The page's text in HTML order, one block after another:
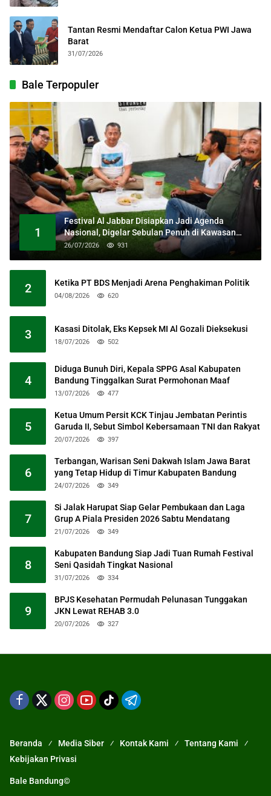
Tantan Resmi Mendaftar Calon Ketua PWI Jawa
Barat
31/07/2026
Bale Terpopuler
1
Festival Al Jabbar Disiapkan Jadi Agenda
Nasional, Digelar Sebulan Penuh di Kawasan
Masjid Raya Al Jabbar
26/07/2026 931
2 Ketika PT BDS Menjadi Arena Penghakiman Politik
04/08/2026 620
3 Kasasi Ditolak, Eks Kepsek MI Al Gozali Dieksekusi
18/07/2026 502
4
Diduga Bunuh Diri, Kepala SPPG Asal Kabupaten
Bandung Tinggalkan Surat Permohonan Maaf
13/07/2026 477
5
Ketua Umum Persit KCK Tinjau Jembatan Perintis
Garuda II, Sebut Simbol Kebersamaan TNI dan Rakyat
20/07/2026 397
6
Terbangan, Warisan Seni Dakwah Islam Jawa Barat
yang Tetap Hidup di Timur Kabupaten Bandung
24/07/2026 349
7
Si Jalak Harupat Siap Gelar Pembukaan dan Laga
Grup A Piala Presiden 2026 Sabtu Mendatang
21/07/2026 349
8
Kabupaten Bandung Siap Jadi Tuan Rumah Festival
Seni Qasidah Tingkat Nasional
31/07/2026 334
9
BPJS Kesehatan Permudah Pelunasan Tunggakan
JKN Lewat REHAB 3.0
20/07/2026 327
Beranda Media Siber Kontak Kami
Tentang Kami
Kebijakan Privasi
Bale Bandung©